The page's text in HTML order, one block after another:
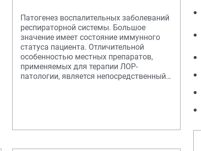
Патогенез воспалительных заболеваний
респираторной системы. Большое
значение имеет состояние иммунного
статуса пациента. Отличительной
особенностью местных препаратов,
применяемых для терапии ЛОР-
патологии, является непосредственный